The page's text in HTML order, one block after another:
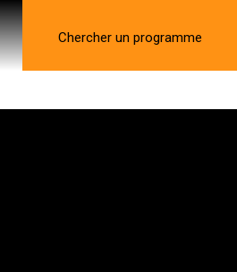
Chercher un programme